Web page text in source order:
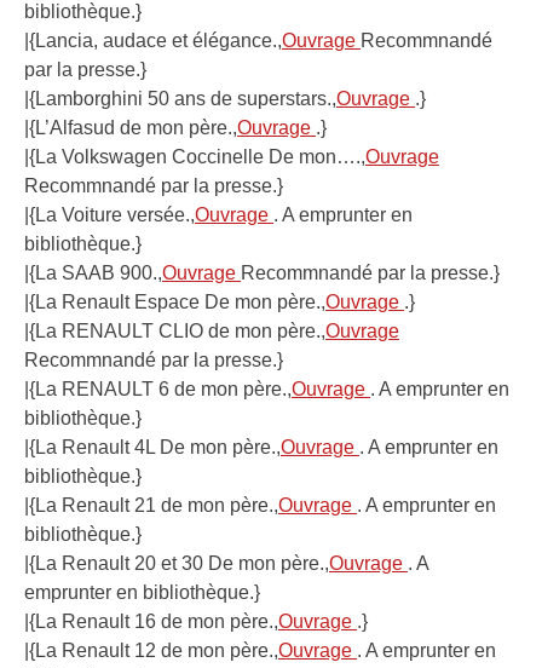
bibliothèque.}
|{Lancia, audace et élégance.,Ouvrage Recommnandé
par la presse.}
|{Lamborghini 50 ans de superstars.,Ouvrage .}
|{L’Alfasud de mon père.,Ouvrage .}
|{La Volkswagen Coccinelle De mon….,Ouvrage
Recommnandé par la presse.}
|{La Voiture versée.,Ouvrage . A emprunter en
bibliothèque.}
|{La SAAB 900.,Ouvrage Recommnandé par la presse.}
|{La Renault Espace De mon père.,Ouvrage .}
|{La RENAULT CLIO de mon père.,Ouvrage
Recommnandé par la presse.}
|{La RENAULT 6 de mon père.,Ouvrage . A emprunter en
bibliothèque.}
|{La Renault 4L De mon père.,Ouvrage . A emprunter en
bibliothèque.}
|{La Renault 21 de mon père.,Ouvrage . A emprunter en
bibliothèque.}
|{La Renault 20 et 30 De mon père.,Ouvrage . A
emprunter en bibliothèque.}
|{La Renault 16 de mon père.,Ouvrage .}
|{La Renault 12 de mon père.,Ouvrage . A emprunter en